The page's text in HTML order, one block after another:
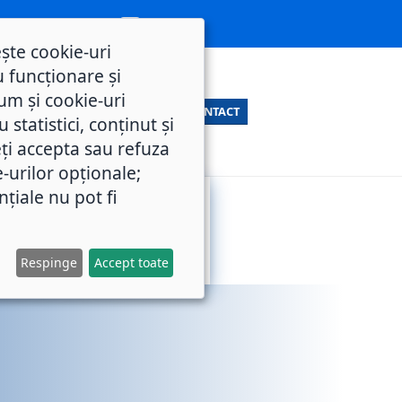
CONTACT
cookie-uri
funcționare și
și cookie-uri
statistici, conținut și
accepta sau refuza
urilor opționale;
nu pot fi
Respinge Accept toate